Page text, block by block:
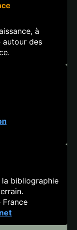
à
autour des
bibliographie